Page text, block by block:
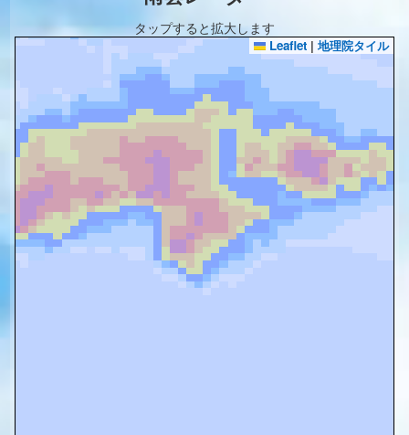
タップすると拡大します
Leaflet | 地理院タイル